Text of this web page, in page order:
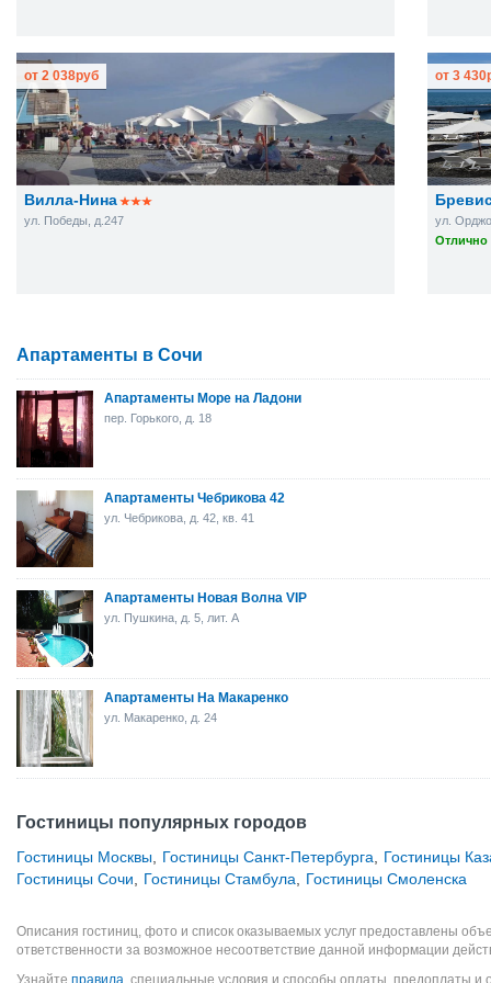
Вилла-Нина
ул. Победы, д.247
от 2 038руб
ул.
Отлично
от 3 430
Апартаменты в Сочи
Апартаменты Море на Ладони
пер. Горького, д. 18
Апартаменты Чебрикова 42
ул. Чебрикова, д. 42, кв. 41
Апартаменты Новая Волна VIP
ул. Пушкина, д. 5, лит. А
Апартаменты На Макаренко
ул. Макаренко, д. 24
Гостиницы популярных городов
Гостиницы Москвы Гостиницы Санкт-Петербурга
Гостиницы
Гостиницы Сочи
Гостиницы Стамбула Гостиницы Смоленска
Описания гостиниц, фото и список оказываемых услуг предоставлены
ответственности за возможное несоответствие данной информации
Узнайте правила , специальные условия и способы оплаты, предоплаты и